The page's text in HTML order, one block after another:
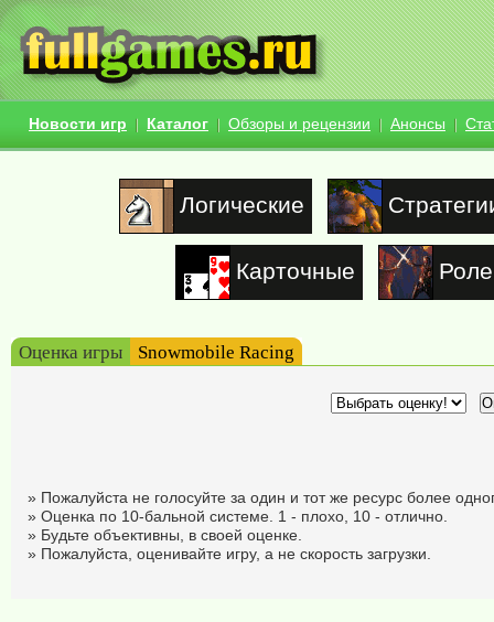
Новости игр Каталог Обзоры и рецензии Анонсы
Логические
Карточные
Оценка игры Snowmobile Racing
» Пожалуйста не голосуйте за один и тот же ресурс более
» Оценка по 10-бальной системе. 1 - плохо, 10 - отлично.
» Будьте объективны, в своей оценке.
» Пожалуйста, оценивайте игру, а не скорость загрузки.